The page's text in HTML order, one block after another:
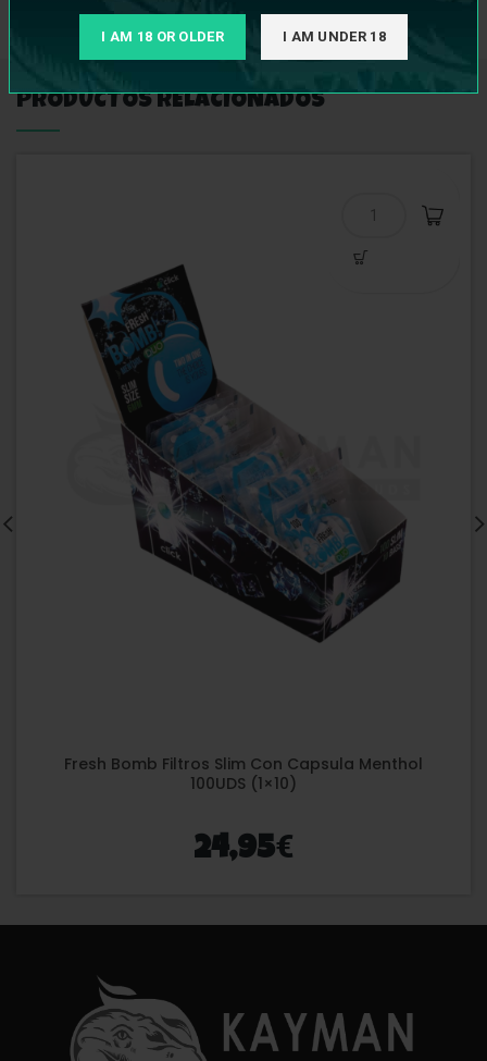
I AM 18 OR OLDER I AM UNDER 18
PRODUCTOS RELACIONADOS
Fresh Bomb Filtros Slim Con Capsula Menthol
100UDS (1×10)
24,95€